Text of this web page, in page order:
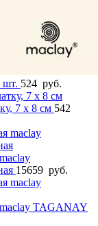
шт. 524 руб.
7 х 8 см 542
15659 руб.
maclay TAGANAY